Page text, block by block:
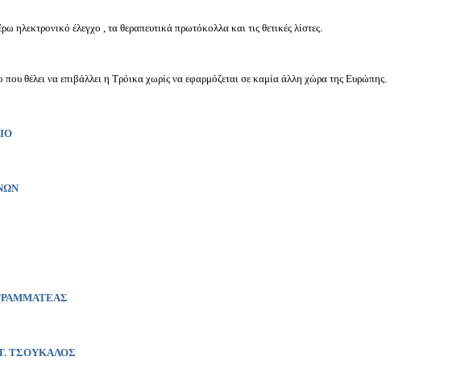
έλεγχο , τα θεραπευτικά πρωτόκολλα και τις θετικές λίστες.
θέλει να επιβάλλει η Τρόικα χωρίς να εφαρμόζεται σε καμία άλλη χώρα της Ευρώπης.